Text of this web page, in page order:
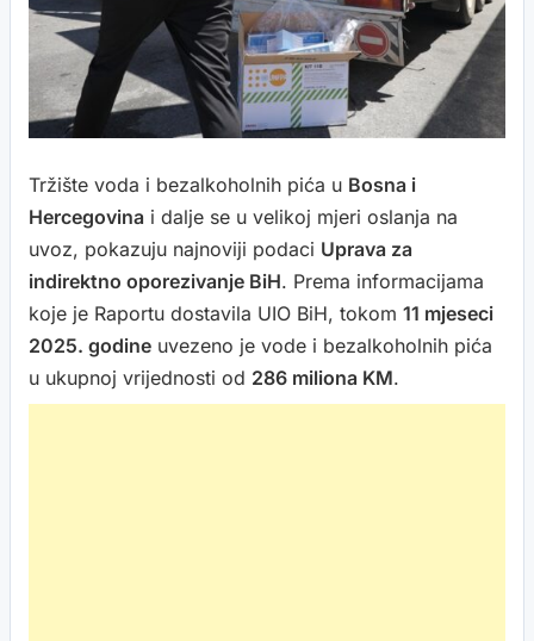
Tržište voda i bezalkoholnih pića u Bosna i
Hercegovina i dalje se u velikoj mjeri oslanja na
uvoz, pokazuju najnoviji podaci Uprava za
indirektno oporezivanje BiH. Prema informacijama
koje je Raportu dostavila UIO BiH, tokom 11 mjeseci
2025. godine uvezeno je vode i bezalkoholnih pića
u ukupnoj vrijednosti od 286 miliona KM.